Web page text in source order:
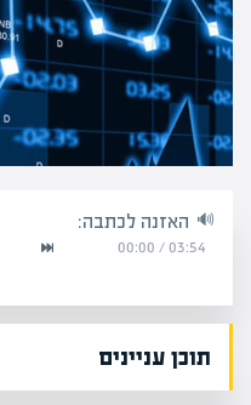
האזנה לכתבה:
03:54
/
00:00
תוכן עניינים